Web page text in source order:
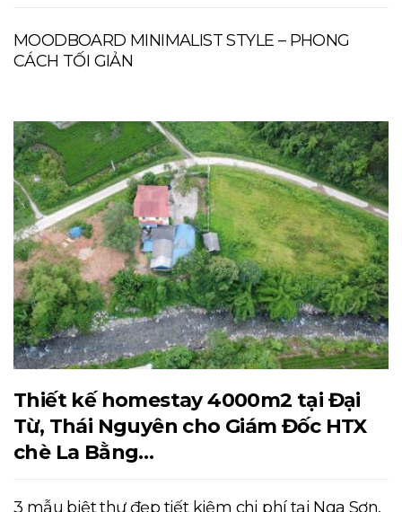
MOODBOARD MINIMALIST STYLE – PHONG
CÁCH TỐI GIẢN
Thiết kế homestay 4000m2 tại Đại
Từ, Thái Nguyên cho Giám Đốc HTX
chè La Bằng…
3 mẫu biệt thự đẹp tiết kiệm chi phí tại Nga Sơn,